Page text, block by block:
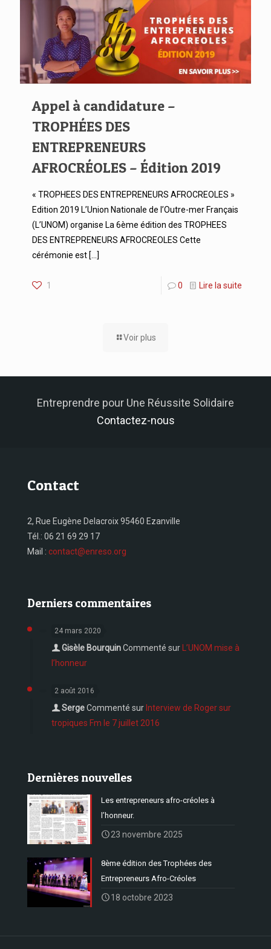
Appel à candidature –
TROPHÉES DES
ENTREPRENEURS
AFROCRÉOLES – Édition 2019
« TROPHEES DES ENTREPRENEURS AFROCREOLES »
Edition 2019 L’Union Nationale de l’Outre-mer Français
(L’UNOM) organise La 6ème édition des TROPHEES
DES ENTREPRENEURS AFROCREOLES Cette
cérémonie est […]
1 0 Lire la suite
Voir plus
Entreprendre pour Une Réussite Solidaire
Contactez-nous
Contact
2, Rue Eugène Delacroix 95460 Ezanville
Tél.: 06 21 69 29 17
Mail : contact@enreso.org
Derniers commentaires
24 mars 2020
Gisèle BourquinCommenté sur L’UNOM mise à
l’honneur
2 août 2016
SergeCommenté sur Interview de Roger sur
tropiques Fm le 7 juillet 2016
Dernières nouvelles
Les entrepreneurs afro-créoles à
l’honneur.
23 novembre 2025
8ème édition des Trophées des
Entrepreneurs Afro-Créoles
18 octobre 2023